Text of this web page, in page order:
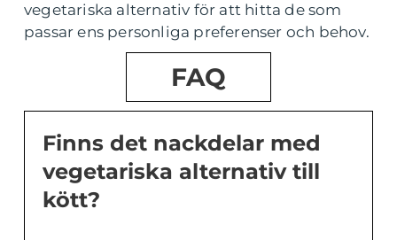
vegetariska alternativ för att hitta de som
passar ens personliga preferenser och behov.
FAQ
Finns det nackdelar med
vegetariska alternativ till
kött?